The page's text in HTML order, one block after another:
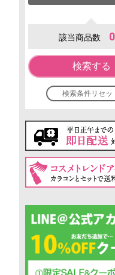
該当商品数 0
検索する
検索条件リセッ